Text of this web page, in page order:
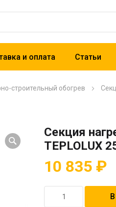
и оплата Статьи
строительный обогрев
Секция
TEPLOLUX
10 835 ₽
товара